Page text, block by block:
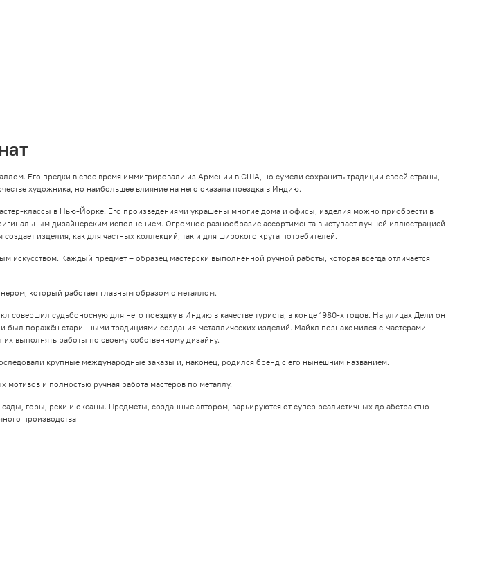
Его предки в свое время иммигрировали из Армении в США, но сумели сохранить традиции своей страны,
художника, но наибольшее влияние на него оказала поездка в Индию.
классы в Нью-Йорке. Его произведениями украшены многие дома и офисы, изделия можно приобрести в
дизайнерским исполнением. Огромное разнообразие ассортимента выступает лучшей иллюстрацией
изделия, как для частных коллекций, так и для широкого круга потребителей.
Каждый предмет – образец мастерски выполненной ручной работы, которая всегда отличается
который работает главным образом с металлом.
совершил судьбоносную для него поездку в Индию в качестве туриста, в конце 1980-х годов. На улицах Дели он
был поражён старинными традициями создания металлических изделий. Майкл познакомился с мастерами-
выполнять работы по своему собственному дизайну.
крупные международные заказы и, наконец, родился бренд с его нынешним названием.
и полностью ручная работа мастеров по металлу.
горы, реки и океаны. Предметы, созданные автором, варьируются от супер реалистичных до абстрактно-
производства